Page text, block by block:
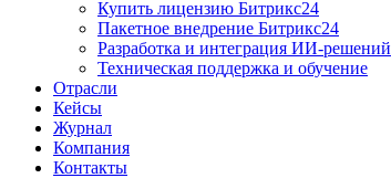
Купить лицензию Битрикс24
Пакетное внедрение Битрикс24
Разработка и интеграция ИИ-решений
Техническая поддержка и обучение
Отрасли
Кейсы
Журнал
Компания
Контакты